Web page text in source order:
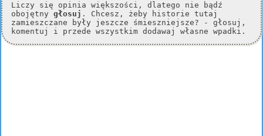
Liczy się opinia większości, dlatego nie bądź
obojętny głosuj . Chcesz, żeby historie tutaj
zamieszczane były jeszcze śmieszniejsze? - głosuj,
komentuj i przede wszystkim dodawaj własne wpadki.